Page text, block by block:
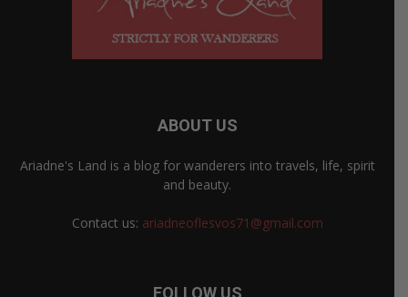
ABOUT US
Ariadne's Land is a blog for wanderers into travels, life, spirit
and beauty.
Contact us: ariadneoflesvos71@gmail.com
FOLLOW US